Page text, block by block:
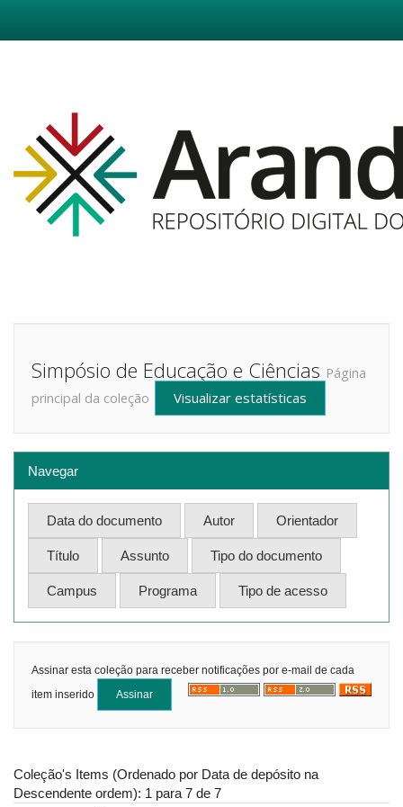
Simpósio de Educação e Ciências Página
principal da coleção
Visualizar estatísticas
Navegar
Assinar esta coleção para receber notificações por e-mail de cada
item inserido
Coleção's Items (Ordenado por Data de depósito na
Descendente ordem): 1 para 7 de 7